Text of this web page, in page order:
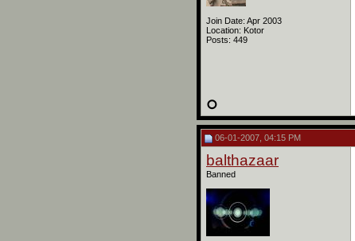
Join Date: Apr 2003
Location: Kotor
Posts: 449
06-01-2007, 04:15 PM
balthazaar
Banned